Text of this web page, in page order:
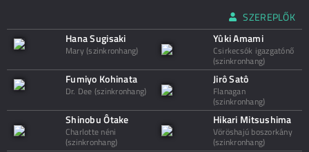
SZEREPLŐK
Hana Sugisaki
Mary (szinkronhang)
Yûki Amami
Csirkecsók igazgatónő
(szinkronhang)
Fumiyo Kohinata
Dr. Dee (szinkronhang)
Jirô Satô
Flanagan
(szinkronhang)
Shinobu Ôtake
Charlotte néni
(szinkronhang)
Hikari Mitsushima
Vöröshajú boszorkány
(szinkronhang)